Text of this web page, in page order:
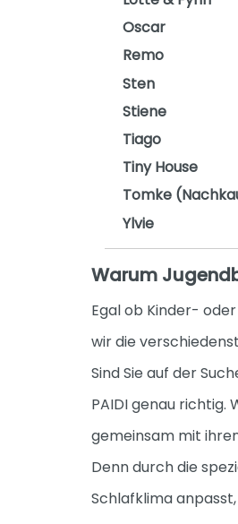
Oscar
Remo
Sten
Stiene
Tiago
Tiny House
Tomke
Ylvie
Warum
Egal ob Kinder-
wir die
Sind Sie auf der
PAIDI genau
gemeinsam mit
Denn durch die
Schlafklima